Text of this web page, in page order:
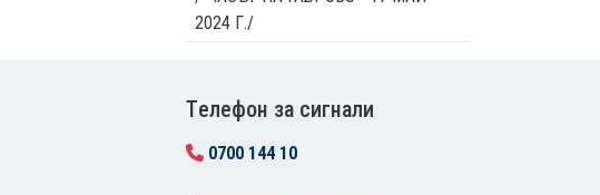
2024 Г./
Tелефон за сигнали
0700 144 10